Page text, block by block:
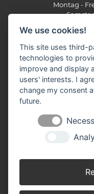
Montag -
Montag -
E-Mail:
Montag -
We use cookies!
This site uses third-
technologies to
improve and display
users' interests. I
change my consent
future.